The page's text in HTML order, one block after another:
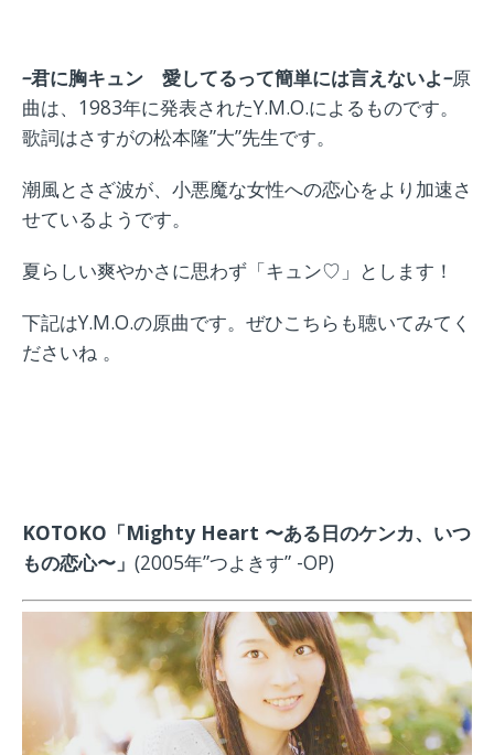
–君に胸キュン 愛してるって簡単には言えないよ–原
曲は、1983年に発表されたY.M.O.によるものです。
歌詞はさすがの松本隆”大”先生です。
潮風とさざ波が、小悪魔な女性への恋心をより加速さ
せているようです。
夏らしい爽やかさに思わず「キュン♡」とします！
下記はY.M.O.の原曲です。ぜひこちらも聴いてみてく
ださいね 。
KOTOKO「Mighty Heart 〜ある日のケンカ、いつ
もの恋心〜」 (2005年”つよきす” -OP)